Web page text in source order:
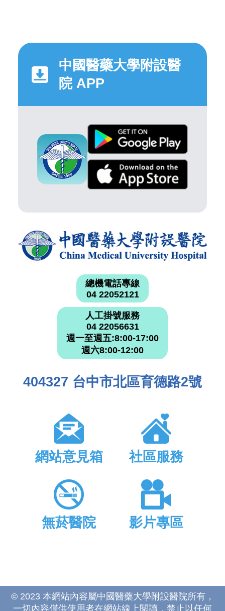
中國醫藥大學附設醫
院 APP
總機電話專線
04 22052121
人工掛號服務
04 22056631
週一至週五:8:00-17:00
週六8:00-12:00
404327 台中市北區育德路2號
網站意見箱 社區服務
無菸醫院 影片專區
© 2023 本網站內容屬中國醫藥大學附設醫院所有，
一切內容僅供使用者在網站線上閱讀，禁止以任何